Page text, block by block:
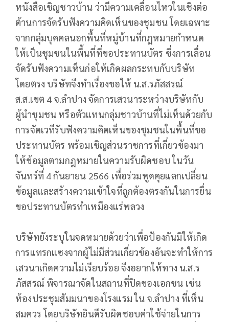
หนังสือเชิญชาวบ้าน ว่ามีความเคลื่อนไหวในเชิงต่อ
ต้านการจัดรับฟังความคิดเห็นของชุมชน โดยเฉพาะ
จากกลุ่มบุคคลนอกพื้นที่หมู่บ้านที่กฎหมายกำหนด
ให้เป็นชุมชนในพื้นที่ที่ขอประทานบัตร ซึ่งการเลื่อน
จัดรับฟังความเห็นก่อให้เกิดผลกระทบกับบริษัท
โดยตรง บริษัทจึงทำเรื่องขอให้ น.ส.รภัสสรณ์
ส.ส.เขต 4 จ.ลำปาง จัดการเสวนาระหว่างบริษัทกับ
ผู้นำชุมชน หรือตัวแทนกลุ่มชาวบ้านที่ไม่เห็นด้วยกับ
การจัดเวทีรับฟังความคิดเห็นของชุมชนในพื้นที่ขอ
ประทานบัตร พร้อมเชิญส่วนราชการที่เกี่ยวข้องมา
ให้ข้อมูลตามกฎหมายในความรับผิดชอบ ในวัน
จันทร์ที่ 4 กันยายน 2566 เพื่อร่วมพูดคุยแลกเปลี่ยน
ข้อมูลและสร้างความเข้าใจที่ถูกต้องตรงกันในการยื่น
ขอประทานบัตรทำเหมืองแร่พลวง
บริษัทยังระบุในจดหมายด้วยว่าเพื่อป้องกันมิให้เกิด
การแทรกแซงจากผู้ไม่มีส่วนเกี่ยวข้องอันจะทำให้การ
เสวนาเกิดความไม่เรียบร้อย จึงอยากให้ทาง น.ส.ร
ภัสสรณ์ พิจารณาจัดในสถานที่ปิดของเอกชน เช่น
ห้องประชุมสัมมนาของโรงแรม ใน จ.ลำปาง ที่เห็น
สมควร โดยบริษัทยินดีรับผิดชอบค่าใช้จ่ายในการ